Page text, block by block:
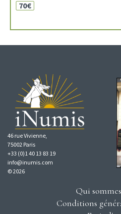
70€
46 rue Vivienne,
75002 Paris
+33 (0)1 40 13 83 19
info@inumis.com
© 2026
Qui
Conditions